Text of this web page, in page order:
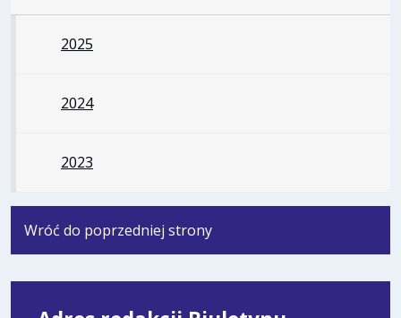
2025
2024
2023
Wróć do poprzedniej strony